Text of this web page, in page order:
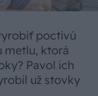
poctivú
metlu, ktorá
Pavol ich
už stovky